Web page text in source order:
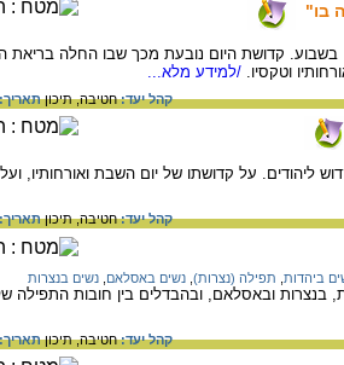
בו"
בשבוע. קדושת היום נובעת מכך שבו החלה בריאת
וטקסיו. /למידע מלא...
קהל יעד:חטיבה,תיכון
ליהודים. על קדושתו של יום השבת ואורחותיו,
קהל יעד:חטיבה,תיכון
ביהדות תפילה (נצרות) נשים באסלאם נשים בנצרות
בנצרות ובאסלאם, ובהבדלים בין חובות התפילה
קהל יעד:חטיבה,תיכון